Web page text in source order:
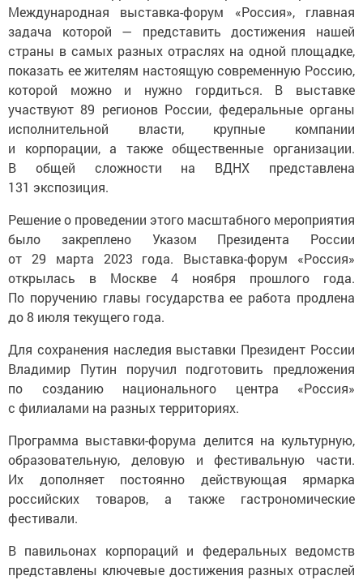
Международная выставка-форум «Россия», главная
задача которой — представить достижения нашей
страны в самых разных отраслях на одной площадке,
показать ее жителям настоящую современную Россию,
которой можно и нужно гордиться. В выставке
участвуют 89 регионов России, федеральные органы
исполнительной власти, крупные компании
и корпорации, а также общественные организации.
В общей сложности на ВДНХ представлена
131 экспозиция.
Решение о проведении этого масштабного мероприятия
было закреплено Указом Президента России
от 29 марта 2023 года. Выставка-форум «Россия»
открылась в Москве 4 ноября прошлого года.
По поручению главы государства ее работа продлена
до 8 июля текущего года.
Для сохранения наследия выставки Президент России
Владимир Путин поручил подготовить предложения
по созданию национального центра «Россия»
с филиалами на разных территориях.
Программа выставки-форума делится на культурную,
образовательную, деловую и фестивальную части.
Их дополняет постоянно действующая ярмарка
российских товаров, а также гастрономические
фестивали.
В павильонах корпораций и федеральных ведомств
представлены ключевые достижения разных отраслей